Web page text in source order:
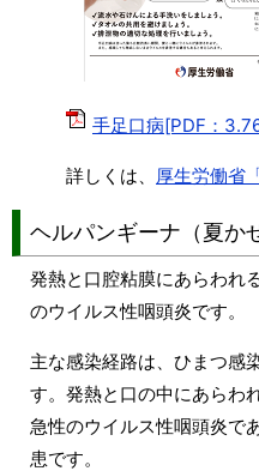
手足口病[PDF：
詳しくは、 厚生労働省
ヘルパンギーナ（夏か
発熱と口腔粘膜にあらわれ
のウイルス性咽頭炎です。
主な感染経路は、ひまつ感
す。発熱と口の中にあらわ
急性のウイルス性咽頭炎で
患です。